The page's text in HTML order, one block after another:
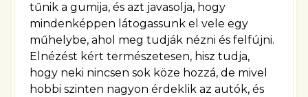
tűnik a gumija, és azt javasolja, hogy
mindenképpen látogassunk el vele egy
műhelybe, ahol meg tudják nézni és felfújni.
Elnézést kért természetesen, hisz tudja,
hogy neki nincsen sok köze hozzá, de mivel
hobbi szinten nagyon érdeklik az autók, és